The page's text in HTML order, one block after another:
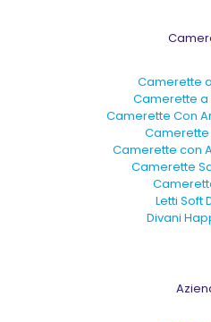
Camerette
Camerette
Camerette Con
Camerette
Camerette con
Camerette
Letti Soft
Divani